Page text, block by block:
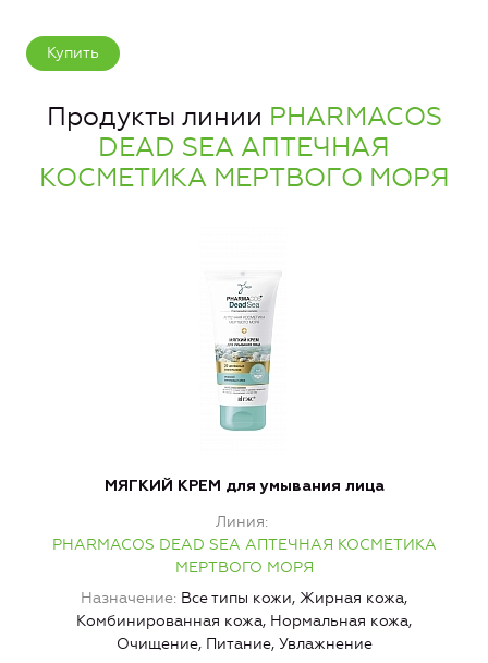
Купить
Продукты линии PHARMACOS
DEAD SEA АПТЕЧНАЯ
КОСМЕТИКА МЕРТВОГО МОРЯ
МЯГКИЙ КРЕМ для умывания лица
Линия
PHARMACOS DEAD SEA АПТЕЧНАЯ КОСМЕТИКА
МЕРТВОГО МОРЯ
Назначение Все типы кожи, Жирная кожа,
Комбинированная кожа, Нормальная кожа,
Очищение, Питание, Увлажнение